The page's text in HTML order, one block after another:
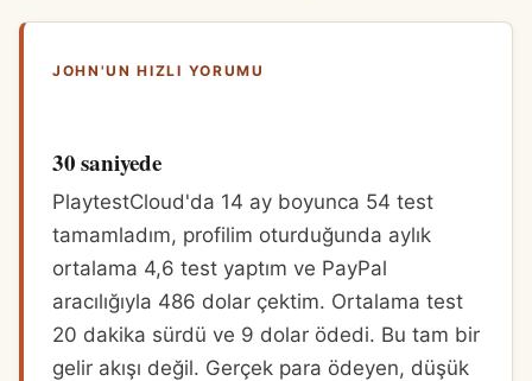
JOHN'UN HIZLI YORUMU
30 saniyede
PlaytestCloud'da 14 ay boyunca 54 test
tamamladım, profilim oturduğunda aylık
ortalama 4,6 test yaptım ve PayPal
aracılığıyla 486 dolar çektim. Ortalama test
20 dakika sürdü ve 9 dolar ödedi. Bu tam bir
gelir akışı değil. Gerçek para ödeyen, düşük